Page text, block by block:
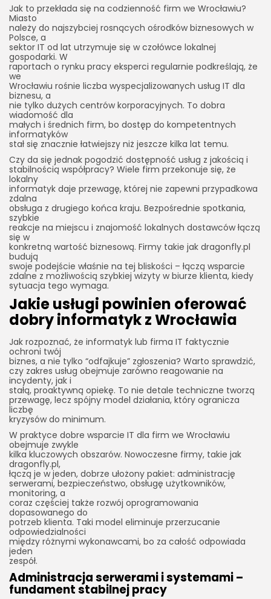
Jak to przekłada się na codzienność firm we Wrocławiu?
Miasto
należy do najszybciej rosnących ośrodków biznesowych w
Polsce, a
sektor IT od lat utrzymuje się w czołówce lokalnej
gospodarki. W
raportach o rynku pracy eksperci regularnie podkreślają, że
we
Wrocławiu rośnie liczba wyspecjalizowanych usług IT dla
biznesu, a
nie tylko dużych centrów korporacyjnych. To dobra
wiadomość dla
małych i średnich firm, bo dostęp do kompetentnych
informatyków
stał się znacznie łatwiejszy niż jeszcze kilka lat temu.
Czy da się jednak pogodzić dostępność usług z jakością i
stabilnością współpracy? Wiele firm przekonuje się, że
lokalny
informatyk daje przewagę, której nie zapewni przypadkowa
zdalna
obsługa z drugiego końca kraju. Bezpośrednie spotkania,
szybkie
reakcje na miejscu i znajomość lokalnych dostawców łączą
się w
konkretną wartość biznesową. Firmy takie jak dragonfly.pl
budują
swoje podejście właśnie na tej bliskości – łączą wsparcie
zdalne z możliwością szybkiej wizyty w biurze klienta, kiedy
sytuacja tego wymaga.
Jakie usługi powinien oferować
dobry informatyk z Wrocławia
Jak rozpoznać, że informatyk lub firma IT faktycznie
ochroni twój
biznes, a nie tylko “odfajkuje” zgłoszenia? Warto sprawdzić,
czy zakres usług obejmuje zarówno reagowanie na
incydenty, jak i
stałą, proaktywną opiekę. To nie detale techniczne tworzą
przewagę, lecz spójny model działania, który ogranicza
liczbę
kryzysów do minimum.
W praktyce dobre wsparcie IT dla firm we Wrocławiu
obejmuje zwykle
kilka kluczowych obszarów. Nowoczesne firmy, takie jak
dragonfly.pl,
łączą je w jeden, dobrze ułożony pakiet: administrację
serwerami, bezpieczeństwo, obsługę użytkowników,
monitoring, a
coraz częściej także rozwój oprogramowania
dopasowanego do
potrzeb klienta. Taki model eliminuje przerzucanie
odpowiedzialności
między różnymi wykonawcami, bo za całość odpowiada
jeden
zespół.
Administracja serwerami i systemami –
fundament stabilnej pracy